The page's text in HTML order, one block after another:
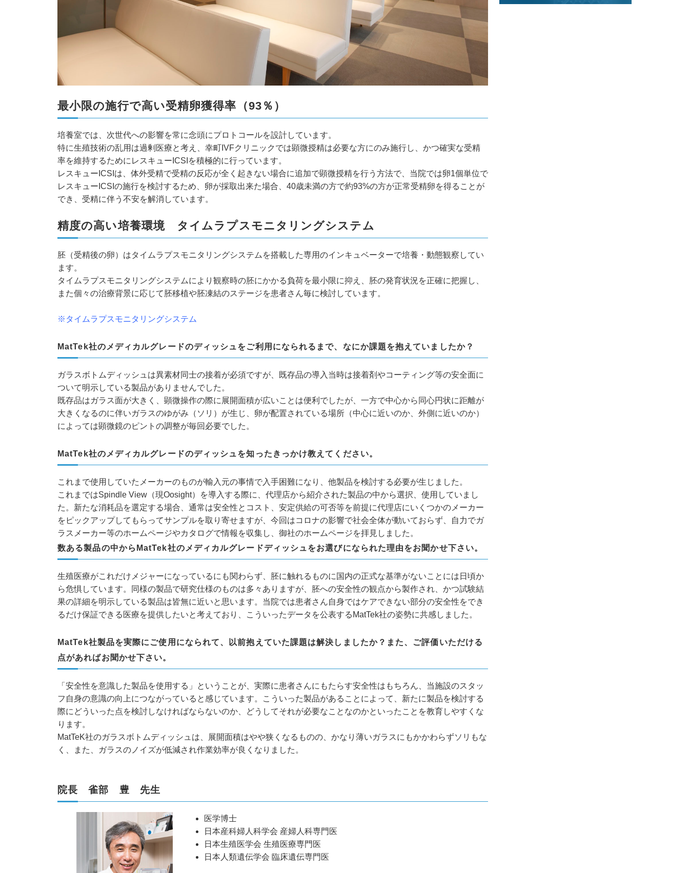
最小限の施行で高い受精卵獲得率（93％）
培養室では、次世代への影響を常に念頭にプロトコールを設計しています。
特に生殖技術の乱用は過剰医療と考え、幸町IVFクリニックでは顕微授精は必要な方にのみ施行し、かつ確実な受精
率を維持するためにレスキューICSIを積極的に行っています。
レスキューICSIは、体外受精で受精の反応が全く起きない場合に追加で顕微授精を行う方法で、当院では卵1個単位で
レスキューICSIの施行を検討するため、卵が採取出来た場合、40歳未満の方で約93%の方が正常受精卵を得ることが
でき、受精に伴う不安を解消しています。
精度の高い培養環境 タイムラプスモニタリングシステム
胚（受精後の卵）はタイムラプスモニタリングシステムを搭載した専用のインキュベーターで培養・動態観察してい
ます。
タイムラプスモニタリングシステムにより観察時の胚にかかる負荷を最小限に抑え、胚の発育状況を正確に把握し、
また個々の治療背景に応じて胚移植や胚凍結のステージを患者さん毎に検討しています。
※ タイムラプスモニタリングシステム
MatTek社のメディカルグレードのディッシュをご利用になられるまで、なにか課題を抱えていましたか？
ガラスボトムディッシュは異素材同士の接着が必須ですが、既存品の導入当時は接着剤やコーティング等の安全面に
ついて明示している製品がありませんでした。
既存品はガラス面が大きく、顕微操作の際に展開面積が広いことは便利でしたが、一方で中心から同心円状に距離が
大きくなるのに伴いガラスのゆがみ（ソリ）が生じ、卵が配置されている場所（中心に近いのか、外側に近いのか）
によっては顕微鏡のピントの調整が毎回必要でした。
MatTek社のメディカルグレードのディッシュを知ったきっかけ教えてください。
これまで使用していたメーカーのものが輸入元の事情で入手困難になり、他製品を検討する必要が生じました。
これまではSpindle View（現Oosight）を導入する際に、代理店から紹介された製品の中から選択、使用していまし
た。新たな消耗品を選定する場合、通常は安全性とコスト、安定供給の可否等を前提に代理店にいくつかのメーカー
をピックアップしてもらってサンプルを取り寄せますが、今回はコロナの影響で社会全体が動いておらず、自力でガ
ラスメーカー等のホームページやカタログで情報を収集し、御社のホームページを拝見しました。
数ある製品の中からMatTek社のメディカルグレードディッシュをお選びになられた理由をお聞かせ下さい。
生殖医療がこれだけメジャーになっているにも関わらず、胚に触れるものに国内の正式な基準がないことには日頃か
ら危惧しています。同様の製品で研究仕様のものは多々ありますが、胚への安全性の観点から製作され、かつ試験結
果の詳細を明示している製品は皆無に近いと思います。当院では患者さん自身ではケアできない部分の安全性をでき
るだけ保証できる医療を提供したいと考えており、こういったデータを公表するMatTek社の姿勢に共感しました。
MatTek社製品を実際にご使用になられて、以前抱えていた課題は解決しましたか？また、ご評価いただける
点があればお聞かせ下さい。
「安全性を意識した製品を使用する」ということが、実際に患者さんにもたらす安全性はもちろん、当施設のスタッ
フ自身の意識の向上につながっていると感じています。こういった製品があることによって、新たに製品を検討する
際にどういった点を検討しなければならないのか、どうしてそれが必要なことなのかといったことを教育しやすくな
ります。
MatTeK社のガラスボトムディッシュは、展開面積はやや狭くなるものの、かなり薄いガラスにもかかわらずソリもな
く、また、ガラスのノイズが低減され作業効率が良くなりました。
院長 雀部 豊 先生
医学博士
日本産科婦人科学会 産婦人科専門医
日本生殖医学会 生殖医療専門医
日本人類遺伝学会 臨床遺伝専門医